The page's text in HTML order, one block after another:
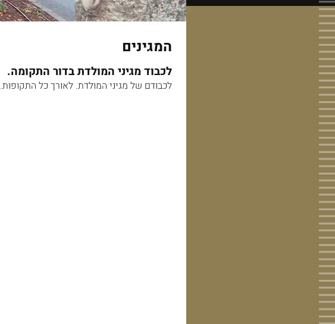
המגינים
לכבוד מגיני המולדת בדור התקומה.
לכבודם של מגיני המולדת. לאורך כל התקופות.